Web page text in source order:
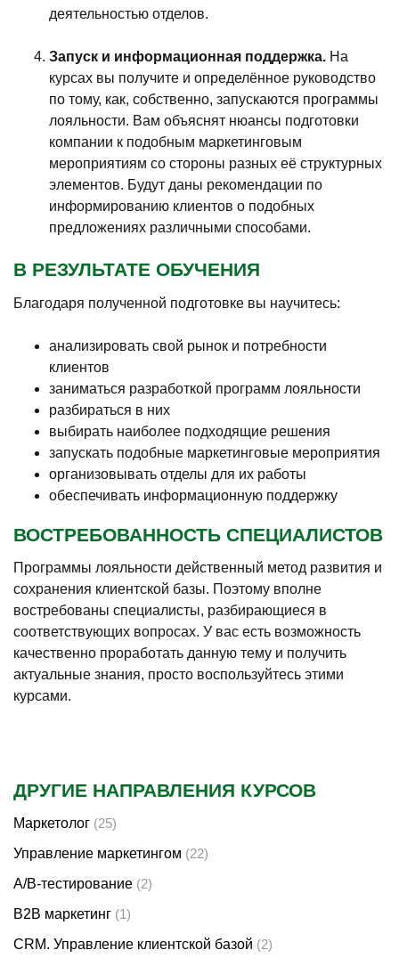
деятельностью отделов.
Запуск и информационная поддержка. На
курсах вы получите и определённое руководство
по тому, как, собственно, запускаются программы
лояльности. Вам объяснят нюансы подготовки
компании к подобным маркетинговым
мероприятиям со стороны разных её структурных
элементов. Будут даны рекомендации по
информированию клиентов о подобных
предложениях различными способами.
В РЕЗУЛЬТАТЕ ОБУЧЕНИЯ
Благодаря полученной подготовке вы научитесь:
анализировать свой рынок и потребности
клиентов
заниматься разработкой программ лояльности
разбираться в них
выбирать наиболее подходящие решения
запускать подобные маркетинговые мероприятия
организовывать отделы для их работы
обеспечивать информационную поддержку
ВОСТРЕБОВАННОСТЬ СПЕЦИАЛИСТОВ
Программы лояльности действенный метод развития и
сохранения клиентской базы. Поэтому вполне
востребованы специалисты, разбирающиеся в
соответствующих вопросах. У вас есть возможность
качественно проработать данную тему и получить
актуальные знания, просто воспользуйтесь этими
курсами.
ДРУГИЕ НАПРАВЛЕНИЯ КУРСОВ
Маркетолог (25)
Управление маркетингом (22)
A/B-тестирование (2)
B2B маркетинг (1)
CRM. Управление клиентской базой (2)